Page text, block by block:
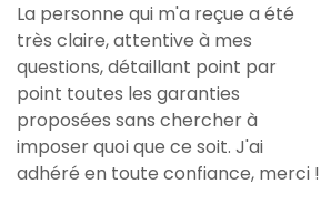
La personne qui m'a reçue a été
très claire, attentive à mes
questions, détaillant point par
point toutes les garanties
proposées sans chercher à
imposer quoi que ce soit. J'ai
adhéré en toute confiance, merci !